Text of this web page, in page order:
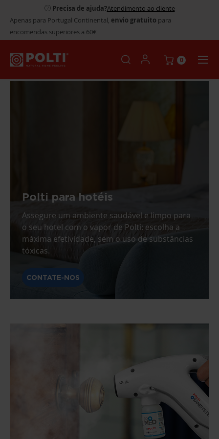
Precisa de ajuda?Atendimento ao cliente
Apenas para Portugal Continental, envio gratuito para
encomendas superiores a 60€
0
Polti para hotéis
Assegure um ambiente saudável e limpo para
o seu hotel com o vapor de Polti: escolha a
máxima efetividade, sem o uso de substâncias
tóxicas.
CONTATE-NOS